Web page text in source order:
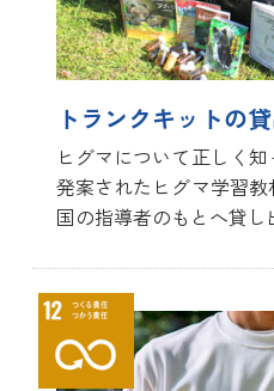
トランクキットの
ヒグマについて正しく
発案されたヒグマ学習
国の指導者のもとへ貸し